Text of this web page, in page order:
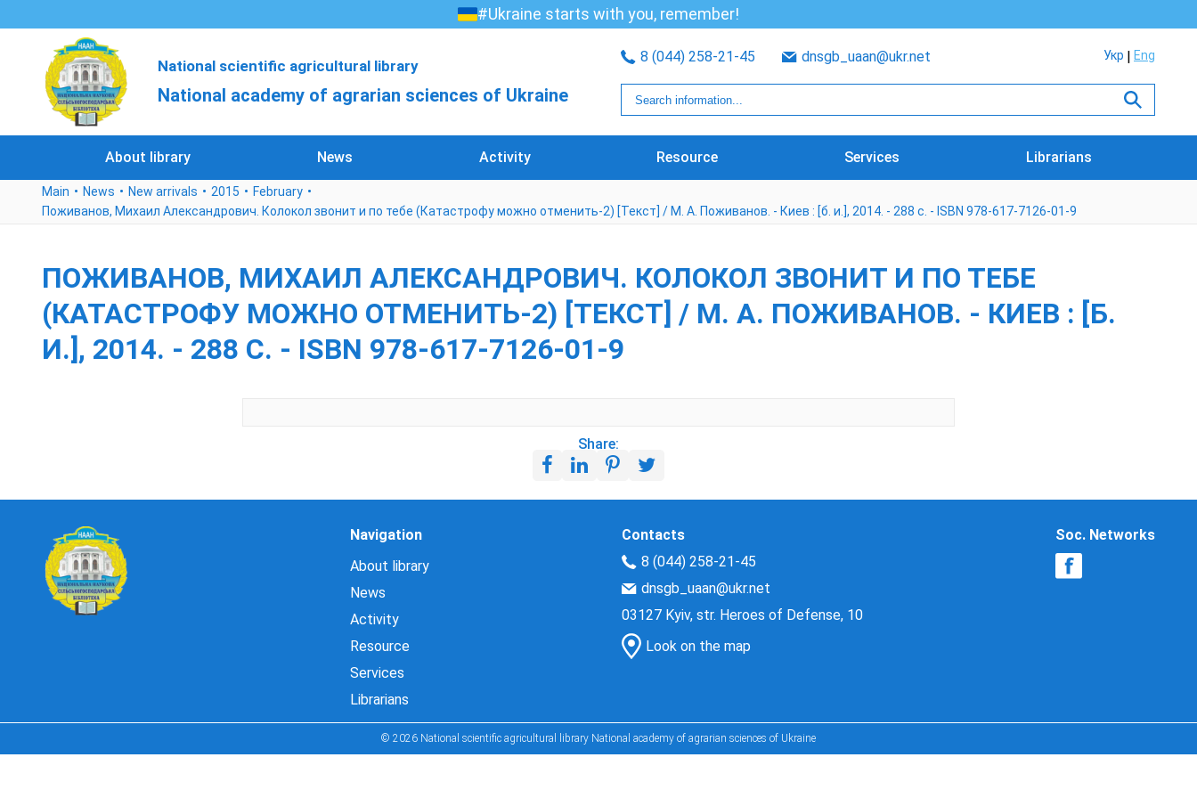
#Ukraine starts with you, remember!
National scientific agricultural library
National academy of agrarian sciences of Ukraine
8 (044) 258-21-45 dnsgb_uaan@ukr.net Укр Eng
About library News Activity Resource Services Librarians
Main News New arrivals 2015
February
Поживанов, Михаил Александрович. Колокол звонит и по тебе (Катастрофу можно отменить-2) [Текст] / М. А. Поживанов. - Киев : [б. и.], 2014. - 288 с. - ISBN 978-617-7126-01-9
ПОЖИВАНОВ, МИХАИЛ АЛЕКСАНДРОВИЧ. КОЛОКОЛ ЗВОНИТ И ПО ТЕБЕ
(КАТАСТРОФУ МОЖНО ОТМЕНИТЬ-2) [ТЕКСТ] / М. А. ПОЖИВАНОВ. - КИЕВ : [Б.
И.], 2014. - 288 С. - ISBN 978-617-7126-01-9
Share:
Navigation
About library
News
Activity
Resource
Services
Librarians
Contacts
8 (044) 258-21-45
dnsgb_uaan@ukr.net
03127 Kyiv, str. Heroes of Defense, 10
Look on the map
Soc. Networks
© 2026 National scientific agricultural library National academy of agrarian sciences of Ukraine